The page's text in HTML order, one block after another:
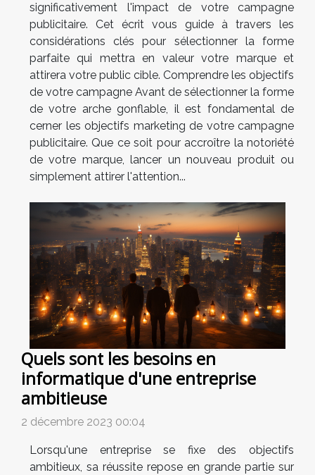
significativement l'impact de votre campagne
publicitaire. Cet écrit vous guide à travers les
considérations clés pour sélectionner la forme
parfaite qui mettra en valeur votre marque et
attirera votre public cible. Comprendre les objectifs
de votre campagne Avant de sélectionner la forme
de votre arche gonflable, il est fondamental de
cerner les objectifs marketing de votre campagne
publicitaire. Que ce soit pour accroître la notoriété
de votre marque, lancer un nouveau produit ou
simplement attirer l'attention...
Quels sont les besoins en
informatique d'une entreprise
ambitieuse
2 décembre 2023 00:04
Lorsqu'une entreprise se fixe des objectifs
ambitieux, sa réussite repose en grande partie sur